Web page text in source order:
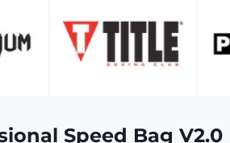
Speed Bag V2.0